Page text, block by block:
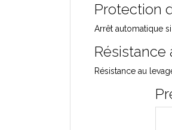
Protection
Arrêt automatique
Résistance
Résistance au